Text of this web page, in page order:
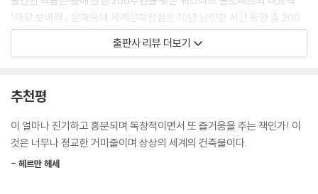
『마담 보바리』. 문학동네 세계문학전집은 10년 남짓한 시간 동안 총 200
권 136인의 작가가 쓴 174편의 작품을 선보였고, 이중 국내에 처음으로
소개된 작품만 53편 30%에 이른다. 범세계적으로 통용되는 고전의 상식
며, 나아가 연구의 진전 및 변화하는 사회상을 고려해 미래 고전을 소개해
왔다.
(영한대역)』 『페스트』를 특별한 표지와 장정으로 선보인다. 출간된 지 20
출판사 리뷰 더보기
추천평
이 얼마나 진기하고 흥분되며 독창적이면서 또 즐거움을 주는 책인가! 이
것은 너무나 정교한 거미줄이며 상상의 세계의 건축물이다.
- 헤르만 헤세